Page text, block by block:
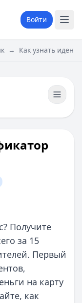
Войти
→ Как узнать
Получите
за 15
Первый
на карту
как